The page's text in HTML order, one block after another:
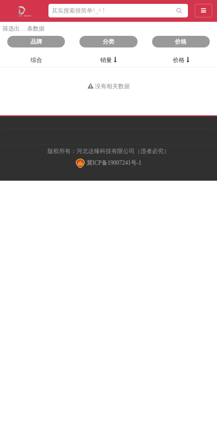
导航
筛选出 ... 条数据
品牌
分类 价格
综合 销量 价格
没有相关数据
版权所有：河北达臻科技有限公司（违者必究）
冀ICP备19007241号-1